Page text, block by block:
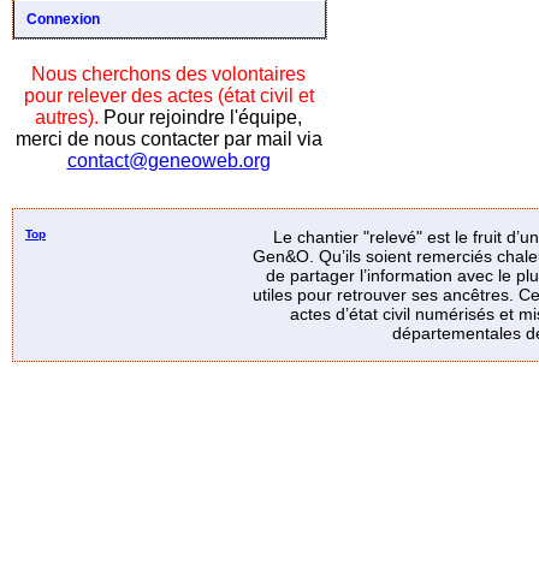
Connexion
Nous cherchons des volontaires
pour relever des actes (état civil et
autres). Pour rejoindre l'équipe,
merci de nous contacter par mail via
contact@geneoweb.org
Top
Le chantier "relevé" est le fruit
Gen&O. Qu’ils soient remerciés
de partager l’information avec le
utiles pour retrouver ses ancêtres.
actes d’état civil numérisés et
départementales